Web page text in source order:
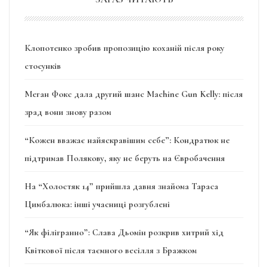
Клопотенко зробив пропозицію коханій після року
стосунків
Меган Фокс дала другий шанс Machine Gun Kelly: після
зрад вони знову разом
“Кожен вважає найяскравішим себе”: Кондратюк не
підтримав Полякову, яку не беруть на Євробачення
На “Холостяк 14” прийшла давня знайома Тараса
Цимбалюка: інші учасниці розгублені
“Як філігранно”: Слава Дьомін розкрив хитрий хід
Квіткової після таємного весілля з Бражком